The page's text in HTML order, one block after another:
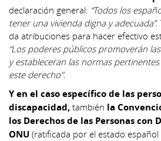
declaración general: “Todos los
tener una vivienda digna y adecuada”.
da atribuciones para hacer efectivo
“Los poderes públicos promoverán
y estableceran las normas
este derecho".
Y en el caso específico de las
discapacidad, también la
los Derechos de las Personas con
ONU (ratificada por el estado